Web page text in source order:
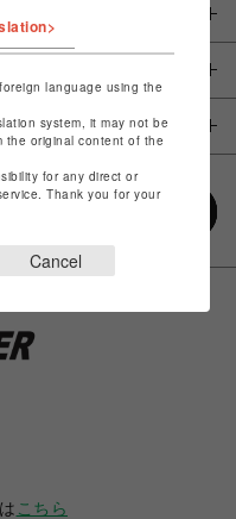
こちら
language using the
system, it may not be
the original content of the
for any direct or
Thank you for your
Cancel